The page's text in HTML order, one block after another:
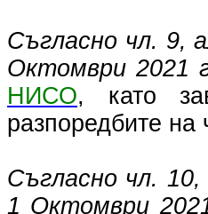
Съгласно чл. 9,
Октомври 2021
НИСО, като
разпоредбите
Съгласно чл.
1 Октомври